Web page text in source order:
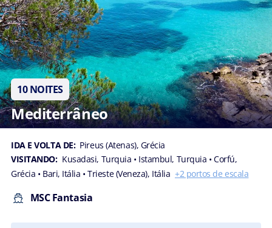
10 NOITES
Mediterrâneo
IDA E VOLTA DE: Pireus (Atenas), Grécia
VISITANDO: Kusadasi, Turquia • Istambul, Turquia • Corfú,
Grécia • Bari, Itália • Trieste (Veneza), Itália +2 portos de escala
MSC Fantasia